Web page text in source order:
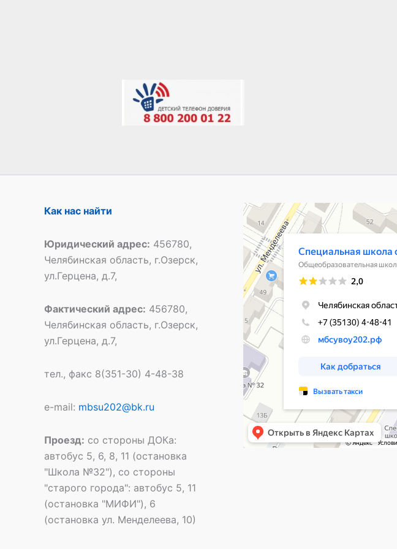
Как нас найти
Юридический адрес: 456780,
Челябинская область, г.Озерск,
ул.Герцена, д.7,
Фактический адрес: 456780,
Челябинская область, г.Озерск,
ул.Герцена, д.7,
тел., факс 8(351-30) 4-48-38
e-mail: mbsu202@bk.ru
Проезд: со стороны ДОКа:
автобус 5, 6, 8, 11 (остановка
"Школа №32"), со стороны
"старого города": автобус 5, 11
(остановка "МИФИ"), 6
(остановка ул. Менделеева, 10)
Специальная школа открытого типа №
Общеобразовательная школа в Озёрске